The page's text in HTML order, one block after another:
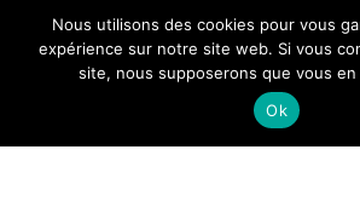
Nous utilisons des cookies pour vous
expérience sur notre site web. Si vous
site, nous supposerons que vous
Ok